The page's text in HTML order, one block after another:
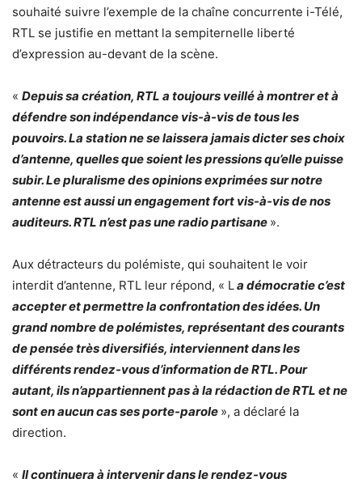
souhaité suivre l’exemple de la chaîne concurrente i-Télé,
RTL se justifie en mettant la sempiternelle liberté
d’expression au-devant de la scène.
« Depuis sa création, RTL a toujours veillé à montrer et à
défendre son indépendance vis-à-vis de tous les
pouvoirs. La station ne se laissera jamais dicter ses choix
d’antenne, quelles que soient les pressions qu’elle puisse
subir. Le pluralisme des opinions exprimées sur notre
antenne est aussi un engagement fort vis-à-vis de nos
auditeurs. RTL n’est pas une radio partisane ».
Aux détracteurs du polémiste, qui souhaitent le voir
interdit d’antenne, RTL leur répond, « La démocratie c’est
accepter et permettre la confrontation des idées. Un
grand nombre de polémistes, représentant des courants
de pensée très diversifiés, interviennent dans les
différents rendez-vous d’information de RTL. Pour
autant, ils n’appartiennent pas à la rédaction de RTL et ne
sont en aucun cas ses porte-parole », a déclaré la
direction.
« Il continuera à intervenir dans le rendez-vous